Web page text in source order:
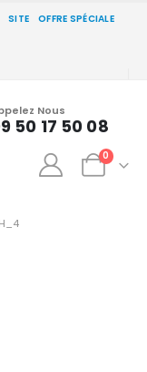
SITE OFFRE SPÉCIALE
Nous
50 17 50 08
0